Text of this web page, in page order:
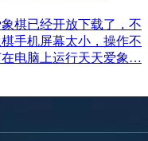
棋已经开放下载了，不
手机屏幕太小，操作不
电脑上运行天天爱象…